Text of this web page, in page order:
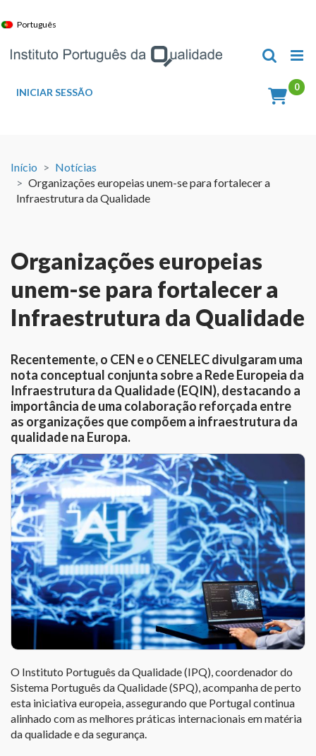
to
Português
INICIAR SESSÃO
Início
Notícias
Organizações europeias unem-se para fortalecer a
Infraestrutura da Qualidade
Organizações europeias
unem-se para fortalecer a
Infraestrutura da Qualidade
Recentemente, o CEN e o CENELEC divulgaram uma
nota conceptual conjunta sobre a Rede Europeia da
Infraestrutura da Qualidade (EQIN), destacando a
importância de uma colaboração reforçada entre
as organizações que compõem a infraestrutura da
qualidade na Europa.
O Instituto Português da Qualidade (IPQ), coordenador do
Sistema Português da Qualidade (SPQ), acompanha de perto
esta iniciativa europeia, assegurando que Portugal continua
alinhado com as melhores práticas internacionais em matéria
da qualidade e da segurança.